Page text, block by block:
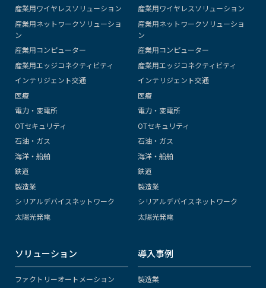
産業用ワイヤレスソリューション
産業用ネットワークソリューショ
ン
産業用コンピューター
産業用エッジコネクティビティ
インテリジェント交通
医療
電力・変電所
OTセキュリティ
石油・ガス
海洋・船舶
鉄道
製造業
シリアルデバイスネットワーク
太陽光発電
産業用ワイヤレスソリューション
産業用ネットワークソリューショ
ン
産業用コンピューター
産業用エッジコネクティビティ
インテリジェント交通
医療
電力・変電所
OTセキュリティ
石油・ガス
海洋・船舶
鉄道
製造業
シリアルデバイスネットワーク
太陽光発電
ソリューション
ファクトリーオートメーション
導入事例
製造業